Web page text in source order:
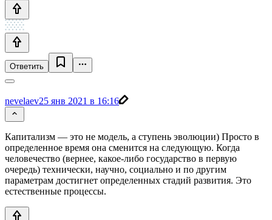
Ответить
nevelaev25 янв 2021 в 16:16
Капитализм — это не модель, а ступень эволюции) Просто в
определенное время она сменится на следующую. Когда
человечество (вернее, какое-либо государство в первую
очередь) технически, научно, социально и по другим
параметрам достигнет определенных стадий развития. Это
естественные процессы.